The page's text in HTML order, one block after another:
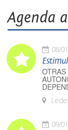
Agenda
08/
09/